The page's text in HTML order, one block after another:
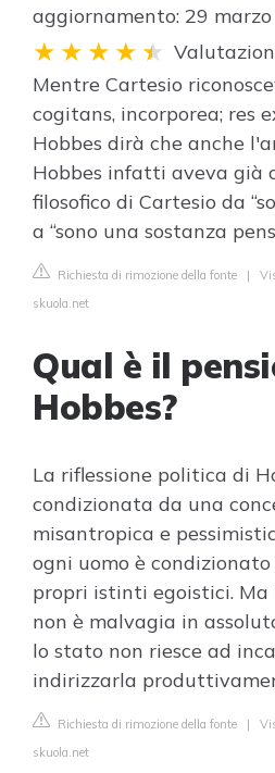
aggiornamento: 29
Mentre Cartesio
cogitans, incorporea; res
Hobbes dirà che anche
Hobbes infatti aveva già
filosofico di Cartesio da
a “sono una sostanza
Richiesta di rimozione della fonte |
skuola.net
Qual è il
Hobbes?
La riflessione politica di
condizionata da una
misantropica e
ogni uomo è
propri istinti egoistici.
non è malvagia in
lo stato non riesce ad
indirizzarla
Richiesta di rimozione della fonte |
skuola.net